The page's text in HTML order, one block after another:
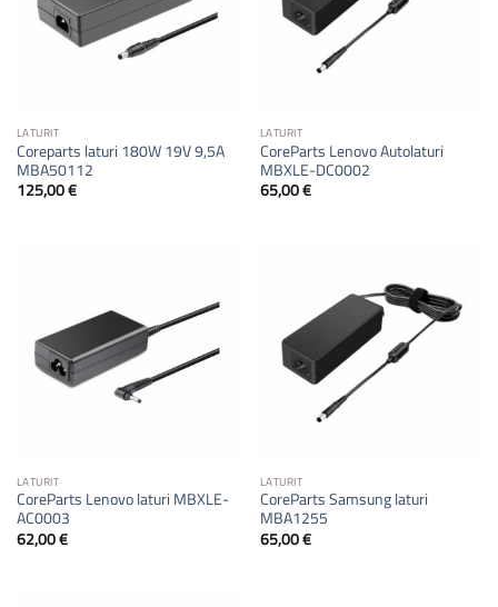
LATURIT
Coreparts laturi 180W 19V 9,5A
MBA50112
125,00€
LATURIT
CoreParts Lenovo Autolaturi
MBXLE-DC0002
65,00€
LATURIT
CoreParts Lenovo laturi MBXLE-
AC0003
62,00€
LATURIT
CoreParts Samsung laturi
MBA1255
65,00€